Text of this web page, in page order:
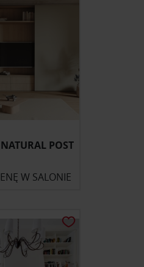
POST
W SALONIE